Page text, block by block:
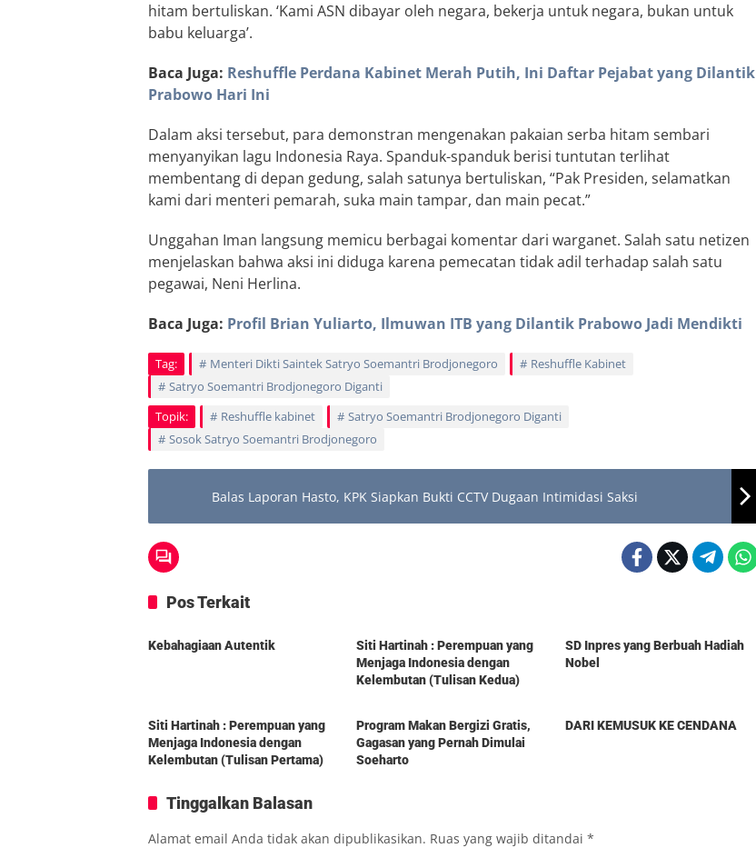
hitam bertuliskan. ‘Kami ASN dibayar oleh negara, bekerja untuk negara, bukan untuk
babu keluarga’.
Baca Juga: Reshuffle Perdana Kabinet Merah Putih, Ini Daftar Pejabat yang Dilantik
Prabowo Hari Ini
Dalam aksi tersebut, para demonstran mengenakan pakaian serba hitam sembari
menyanyikan lagu Indonesia Raya. Spanduk-spanduk berisi tuntutan terlihat
membentang di depan gedung, salah satunya bertuliskan, “Pak Presiden, selamatkan
kami dari menteri pemarah, suka main tampar, dan main pecat.”
Unggahan Iman langsung memicu berbagai komentar dari warganet. Salah satu netizen
menjelaskan bahwa aksi ini diduga karena pemecatan tidak adil terhadap salah satu
pegawai, Neni Herlina.
Baca Juga: Profil Brian Yuliarto, Ilmuwan ITB yang Dilantik Prabowo Jadi Mendikti
Tag: Menteri Dikti Saintek Satryo Soemantri Brodjonegoro
Reshuffle Kabinet
Satryo Soemantri Brodjonegoro Diganti
Topik:
Reshuffle kabinet
Satryo Soemantri Brodjonegoro Diganti
Sosok Satryo Soemantri Brodjonegoro
Balas Laporan Hasto, KPK Siapkan Bukti CCTV Dugaan Intimidasi Saksi
Pos Terkait
Berita
Kebahagiaan Autentik
Siti Hartinah : Perempuan yang
Menjaga Indonesia dengan
Kelembutan (Tulisan Kedua)
SD Inpres yang Berbuah Hadiah
Nobel
Siti Hartinah : Perempuan yang
Menjaga Indonesia dengan
Kelembutan (Tulisan Pertama)
Program Makan Bergizi Gratis,
Gagasan yang Pernah Dimulai
Soeharto
DARI KEMUSUK KE CENDANA
Tinggalkan Balasan
Alamat email Anda tidak akan dipublikasikan. Ruas yang wajib ditandai *